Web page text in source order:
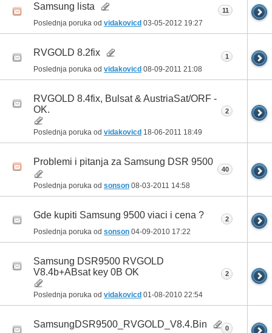
Samsung lista
Poslednja poruka od vidakovicd 03-05-2012 19:27
11
RVGOLD 8.2fix
Poslednja poruka od vidakovicd 08-09-2011 21:08
1
RVGOLD 8.4fix, Bulsat & AustriaSat/ORF -
OK.
Poslednja poruka od vidakovicd 18-06-2011 18:49
2
Problemi i pitanja za Samsung DSR 9500
Poslednja poruka od sonson 08-03-2011 14:58
40
Gde kupiti Samsung 9500 viaci i cena ?
Poslednja poruka od sonson 04-09-2010 17:22
2
Samsung DSR9500 RVGOLD
V8.4b+ABsat key 0B OK
Poslednja poruka od vidakovicd 01-08-2010 22:54
2
SamsungDSR9500_RVGOLD_V8.4.Bin 0